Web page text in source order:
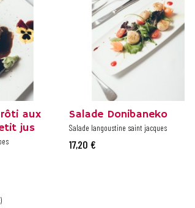
aux
jus
Salade Donibaneko
Salade langoustine saint jacques
17,20 €